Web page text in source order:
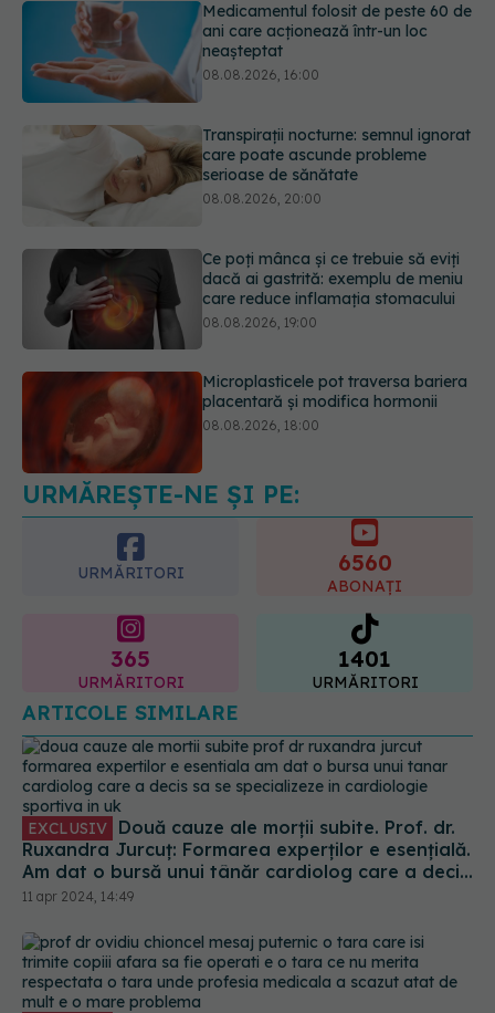
Medicamentul folosit de peste 60 de
ani care acționează într-un loc
neașteptat
08.08.2026, 16:00
Transpirații nocturne: semnul ignorat
care poate ascunde probleme
serioase de sănătate
08.08.2026, 20:00
Ce poți mânca și ce trebuie să eviți
dacă ai gastrită: exemplu de meniu
care reduce inflamația stomacului
08.08.2026, 19:00
Microplasticele pot traversa bariera
placentară și modifica hormonii
08.08.2026, 18:00
Trucul genial cu ceai negru pentru
păr. Tot mai multe femei îl adoră
URMĂREȘTE-NE ȘI PE:
URMĂRITORI 6560
ABONAȚI
365
URMĂRITORI
1401
URMĂRITORI
ARTICOLE SIMILARE
EXCLUSIV
Ruxandra Jurcuț: Formarea experților e esențială.
Am dat o bursă unui tânăr cardiolog care a decis
să se specializeze în cardiologie sportivă în UK
11 apr 2024, 14:49